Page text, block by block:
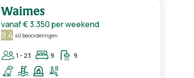
Waimes
vanaf€ 3.350 per weekend
9.4 40 beoordelingen
1 - 23 9 9